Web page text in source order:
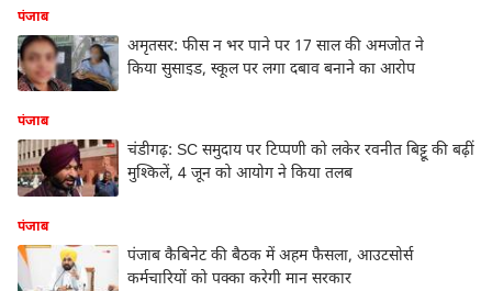
पंजाब
अमृतसर: फीस न भर पाने पर 17 साल की अमजोत ने
किया सुसाइड, स्कूल पर लगा दबाव बनाने का आरोप
पंजाब
चंडीगढ़: SC समुदाय पर टिप्पणी को लकेर रवनीत बिट्टू की बढ़ीं
मुश्किलें, 4 जून को आयोग ने किया तलब
पंजाब
पंजाब कैबिनेट की बैठक में अहम फैसला, आउटसोर्स
कर्मचारियों को पक्का करेगी मान सरकार